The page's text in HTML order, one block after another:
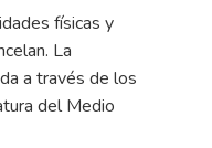
físicas y
La
a través de los
del Medio